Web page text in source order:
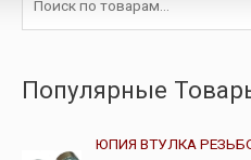
Популярные
ЮПИЯ ВТУЛКА